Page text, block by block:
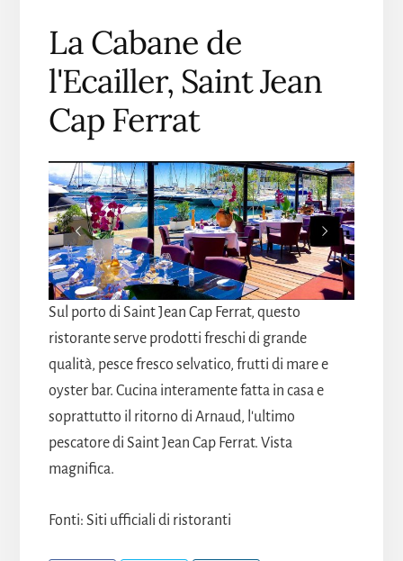
La Cabane de
l'Ecailler, Saint Jean
Cap Ferrat
Sul porto di Saint Jean Cap Ferrat, questo
ristorante serve prodotti freschi di grande
qualità, pesce fresco selvatico, frutti di mare e
oyster bar. Cucina interamente fatta in casa e
soprattutto il ritorno di Arnaud, l'ultimo
pescatore di Saint Jean Cap Ferrat. Vista
magnifica.
Fonti: Siti ufficiali di ristoranti